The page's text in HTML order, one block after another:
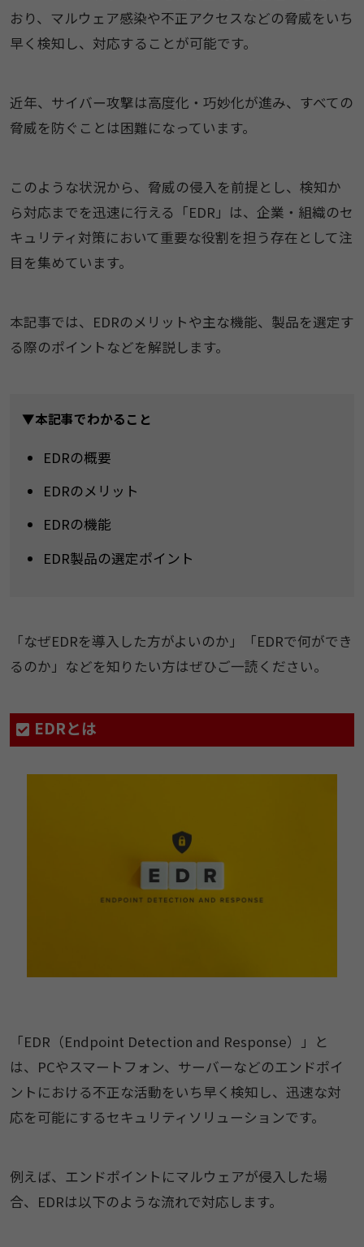
おり、マルウェア感染や不正アクセスなどの脅威をいち
早く検知し、対応することが可能です。
近年、サイバー攻撃は高度化・巧妙化が進み、すべての
脅威を防ぐことは困難になっています。
このような状況から、脅威の侵入を前提とし、検知か
ら対応までを迅速に行える「EDR」は、企業・組織のセ
キュリティ対策において重要な役割を担う存在として注
目を集めています。
本記事では、EDRのメリットや主な機能、製品を選定す
る際のポイントなどを解説します。
▼本記事でわかること
EDRの概要
EDRのメリット
EDRの機能
EDR製品の選定ポイント
「なぜEDRを導入した方がよいのか」「EDRで何ができ
るのか」などを知りたい方はぜひご一読ください。
EDRとは
「EDR（Endpoint Detection and Response）」と
は、PCやスマートフォン、サーバーなどのエンドポイ
ントにおける不正な活動をいち早く検知し、迅速な対
応を可能にするセキュリティソリューションです。
例えば、エンドポイントにマルウェアが侵入した場
合、EDRは以下のような流れで対応します。